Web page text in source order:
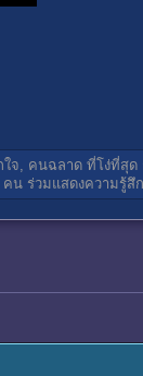
ใจ, คนฉลาด ที่โง่ที่สุด
คน ร่วมแสดงความรู้สึก